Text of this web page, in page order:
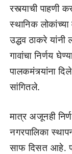
रस्त्याची पाहणी
स्थानिक लोकांच्या
उद्धव ठाकरे
गावांचा निर्णय
पालकमंत्र्यांना
सांगितले.
मात्र अजूनही
नगरपालिका
साफ दिसत आहे.